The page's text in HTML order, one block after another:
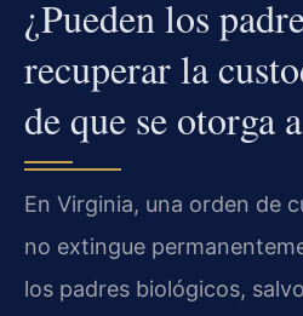
¿Pueden los
recuperar la
de que se otorga
En Virginia, una orden de
no extingue
los padres biológicos,